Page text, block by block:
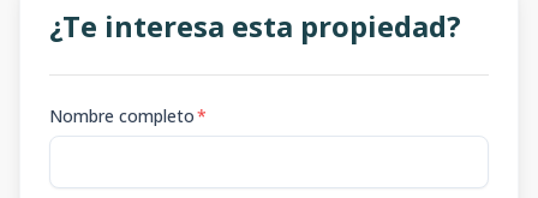
¿Te interesa esta propiedad?
Nombre completo*